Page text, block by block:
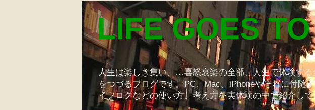
LIFE GOES
人生は楽しき集い、…喜怒哀楽の全部、人生で体験す
をつづるブログです。PC、Mac、iPhoneやそれに付随
イフログなどの使い方、考え方を実体験の中で紹介し